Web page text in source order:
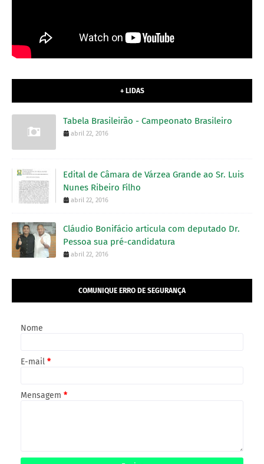
+ LIDAS
Tabela Brasileirão - Campeonato Brasileiro
abril 22, 2016
Edital de Câmara de Várzea Grande ao Sr. Luis
Nunes Ribeiro Filho
abril 22, 2016
Cláudio Bonifácio articula com deputado Dr.
Pessoa sua pré-candidatura
abril 22, 2016
COMUNIQUE ERRO DE SEGURANÇA
Nome
E-mail *
Mensagem *